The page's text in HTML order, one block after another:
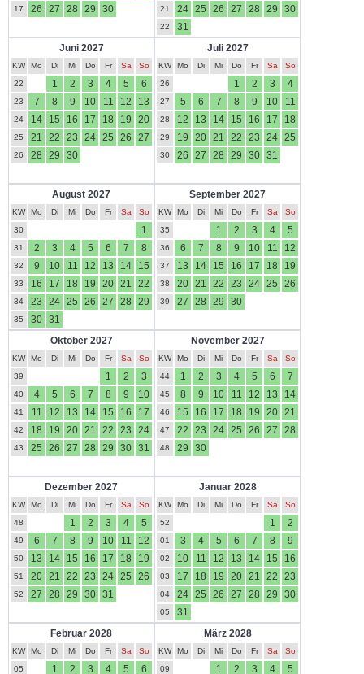
17 26 27 28 29 30 21 24 25 26 27 28 29 30
22
31
Juni 2027
KW Mo Di Mi Do Fr Sa
So
22
1 2 3 4 5 6
23 7 8 9 10 11 12 13
24 14 15 16 17 18 19 20
25 21 22 23 24 25 26 27
26 28 29 30
Juli 2027
KW Mo Di Mi Do Fr Sa
So
26
1 2 3 4
27 5 6 7 8 9 10 11
28 12 13 14 15 16 17 18
29 19 20 21 22 23 24 25
30 26 27 28 29 30 31
August 2027
KW Mo Di Mi Do Fr Sa
So
30
1
31 2 3 4 5 6 7 8
32 9 10 11 12 13 14 15
33 16 17 18 19 20 21 22
34 23 24 25 26 27 28 29
35 30 31
September 2027
KW Mo Di Mi Do Fr Sa
So
35
1 2 3 4 5
36 6 7 8 9 10 11 12
37 13 14 15 16 17 18 19
38 20 21 22 23 24 25 26
39 27 28 29 30
Oktober 2027
KW Mo Di Mi Do Fr Sa
So
39
1 2 3
40 4 5 6 7 8 9 10
41 11 12 13 14 15 16 17
42 18 19 20 21 22 23 24
43 25 26 27 28 29 30 31
November 2027
KW Mo Di Mi Do Fr Sa
So
44
1 2 3 4 5 6 7
45 8 9 10 11 12 13 14
46 15 16 17 18 19 20 21
47 22 23 24 25 26 27 28
48 29 30
Dezember 2027
KW Mo Di Mi Do Fr Sa
So
48
1 2 3 4 5
49 6 7 8 9 10 11 12
50 13 14 15 16 17 18 19
51 20 21 22 23 24 25 26
52 27 28 29 30 31
Januar 2028
KW Mo Di Mi Do Fr Sa
So
52
1 2
01 3 4 5 6 7 8 9
02 10 11 12 13 14 15 16
03 17 18 19 20 21 22 23
04 24 25 26 27 28 29 30
05
31
Februar 2028
KW Mo Di Mi Do Fr Sa
So
05
1 2 3 4 5 6
März 2028
KW Mo Di Mi Do Fr Sa
So
09
1 2 3 4 5